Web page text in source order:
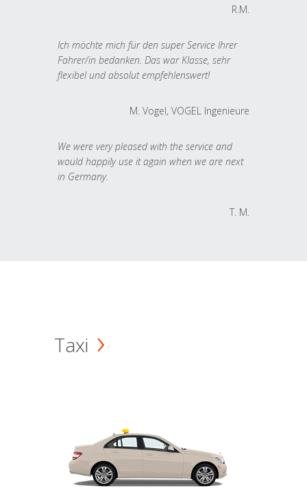
R.M.
Ich möchte mich für den super Service Ihrer
Fahrer/in bedanken. Das war Klasse, sehr
flexibel und absolut empfehlenswert!
M. Vogel, VOGEL Ingenieure
We were very pleased with the service and
would happily use it again when we are next
in Germany.
T. M.
Taxi